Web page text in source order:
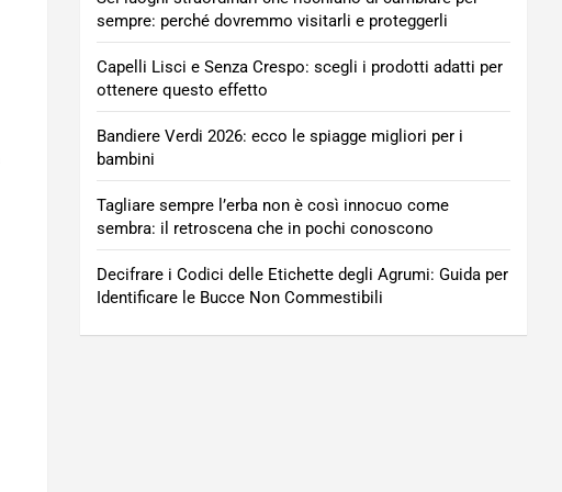
sempre: perché dovremmo visitarli e proteggerli
Capelli Lisci e Senza Crespo: scegli i prodotti adatti per
ottenere questo effetto
Bandiere Verdi 2026: ecco le spiagge migliori per i
bambini
Tagliare sempre l’erba non è così innocuo come
sembra: il retroscena che in pochi conoscono
Decifrare i Codici delle Etichette degli Agrumi: Guida per
Identificare le Bucce Non Commestibili